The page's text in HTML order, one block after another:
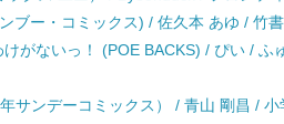
ブー・コミックス) / 佐久本 あゆ / 竹
がないっ！ (POE BACKS) / ぴい / ふ
サンデーコミックス） / 青山 剛昌 / 小